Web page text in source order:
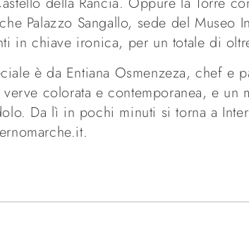
Palazzo Sangallo, sede del Museo
in chiave ironica, per un totale di
è da Entiana Osmenzeza, chef e
verve colorata e contemporanea, e
Da lì in pochi minuti si torna a